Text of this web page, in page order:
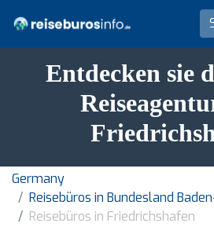
Entdecken sie
Germany
Reisebüros in Bundesland
Reisebüros in Friedrichshafen